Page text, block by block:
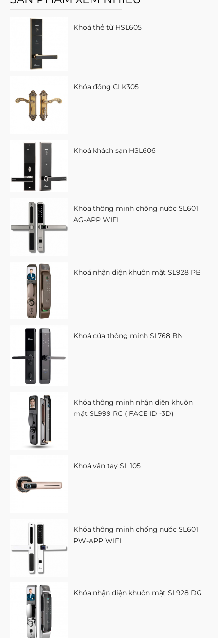
Khoá thẻ từ HSL605
Khóa đồng CLK305
Khoá khách sạn HSL606
Khóa thông minh chống nước SL601
AG-APP WIFI
Khoá nhận diện khuôn mặt SL928 PB
Khoá cửa thông minh SL768 BN
Khóa thông minh nhận diện khuôn
mặt SL999 RC ( FACE ID -3D)
Khoá vân tay SL 105
Khóa thông minh chống nước SL601
PW-APP WIFI
Khóa nhận diện khuôn mặt SL928 DG